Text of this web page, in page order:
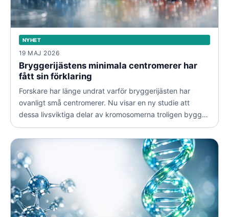
NYHET
19 MAJ 2026
Bryggerijästens minimala centromerer har
fått sin förklaring
Forskare har länge undrat varför bryggerijästen har
ovanligt små centromerer. Nu visar en ny studie att
dessa livsviktiga delar av kromosomerna troligen byggts
upp av så kallade hoppande gener.